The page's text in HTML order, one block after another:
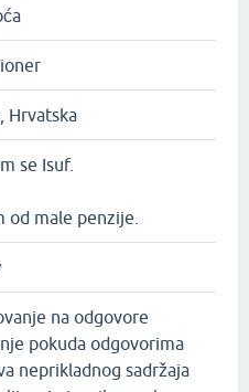
Hrvatska
se Isuf.
od male penzije.
na odgovore
pokuda odgovorima
neprikladnog sadržaja